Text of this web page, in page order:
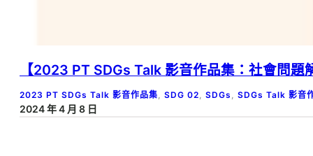
【2023 PT SDGs Talk 影音作品集：社會問
2023 PT SDGs Talk 影音作品集, SDG 02, SDGs , SDGs Talk 影音
2024 年 4 月 8 日